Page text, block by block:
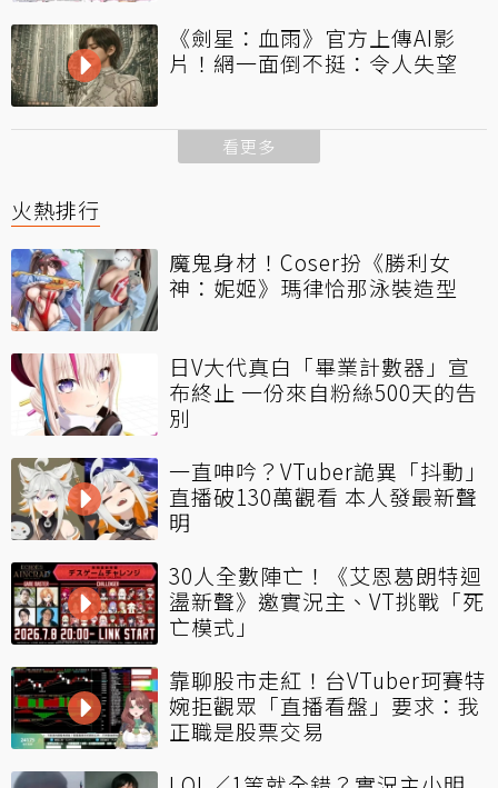
《劍星：血雨》官方上傳AI影
片！網一面倒不挺：令人失望
看更多
火熱排行
魔鬼身材！Coser扮《勝利女
神：妮姬》瑪律恰那泳裝造型
日V大代真白「畢業計數器」宣
布終止 一份來自粉絲500天的告
別
一直呻吟？VTuber詭異「抖動」
直播破130萬觀看 本人發最新聲
明
30人全數陣亡！《艾恩葛朗特迴
盪新聲》邀實況主、VT挑戰「死
亡模式」
靠聊股市走紅！台VTuber珂賽特
婉拒觀眾「直播看盤」要求：我
正職是股票交易